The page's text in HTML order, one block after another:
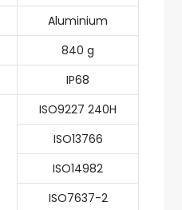
Aluminium
840 g
IP68
ISO9227 240H
ISO13766
ISO14982
ISO7637-2